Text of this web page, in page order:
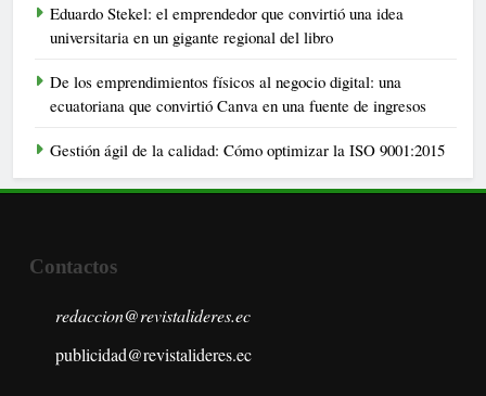
Eduardo Stekel: el emprendedor que convirtió una idea
universitaria en un gigante regional del libro
De los emprendimientos físicos al negocio digital: una
ecuatoriana que convirtió Canva en una fuente de ingresos
Gestión ágil de la calidad: Cómo optimizar la ISO 9001:2015
Contactos
redaccion@revistalideres.ec
publicidad@revistalideres.ec